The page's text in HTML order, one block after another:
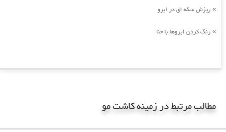
» ریزش سکه ای در ابرو
» رنگ کردن ابروها با حنا
مطالب مرتبط در زمینه کاشت مو